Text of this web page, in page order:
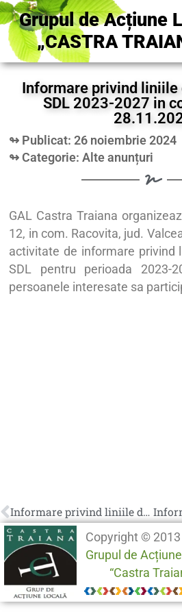
Grupul de Acțiune
„CASTRA
Informare privind liniile
SDL 2023-2027 in
↬ Publicat: 26 noiembrie 2024
↬ Categorie:Alte anunțuri
GAL Castra Traiana
12, in com. Racovita, jud.
activitate de informare privind
SDL pentru perioada 2023-
persoanele interesate sa
Informare privind liniile de finantare din SDL 2023-2027 in com. Perisani 28.11.2024
Copyright ©
Grupul de
“Castra